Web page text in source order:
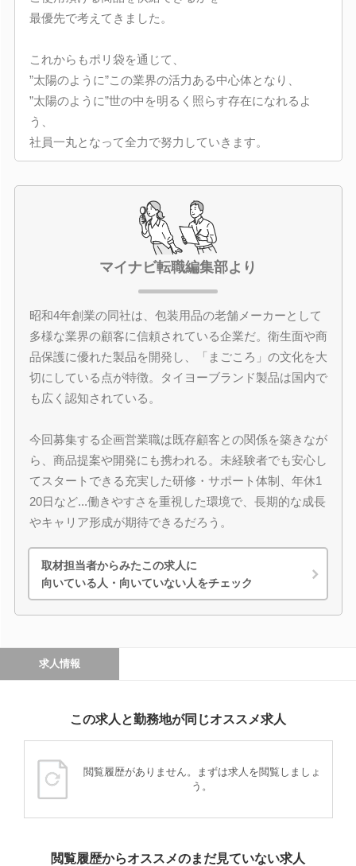
最優先で考えてきました。
これからもポリ袋を通じて、
”太陽のように”この業界の活力ある中心体となり、
”太陽のように”世の中を明るく照らす存在になれるよ
う、
社員一丸となって全力で努力していきます。
マイナビ転職編集部より
昭和4年創業の同社は、包装用品の老舗メーカーとして
多様な業界の顧客に信頼されている企業だ。衛生面や商
品保護に優れた製品を開発し、「まごころ」の文化を大
切にしている点が特徴。タイヨーブランド製品は国内で
も広く認知されている。
今回募集する企画営業職は既存顧客との関係を築きなが
ら、商品提案や開発にも携われる。未経験者でも安心し
てスタートできる充実した研修・サポート体制、年休1
20日など...働きやすさを重視した環境で、長期的な成長
やキャリア形成が期待できるだろう。
取材担当者からみたこの求人に
向いている人・向いていない人をチェック
求人情報
この求人と勤務地が同じオススメ求人
閲覧履歴がありません。まずは求人を閲覧しましょ
う。
閲覧履歴からオススメのまだ見ていない求人